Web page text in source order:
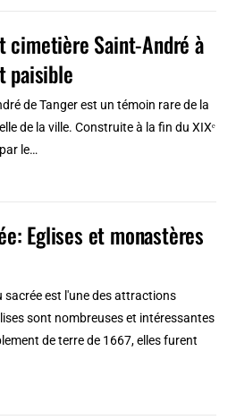
cimetière Saint-André à
paisible
de Tanger est un témoin rare de la
de la ville. Construite à la fin du XIXᵉ
le…
Eglises et monastères
sacrée est l'une des attractions
sont nombreuses et intéressantes
de terre de 1667, elles furent